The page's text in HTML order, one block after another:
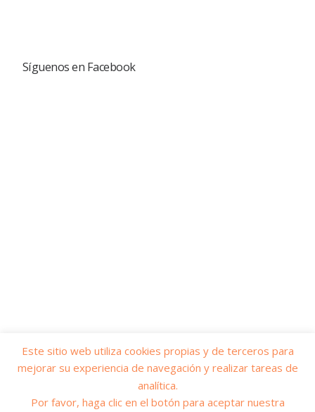
Síguenos en Facebook
Yo soy servicios públicos– Todos los derechos reservados
Funciona conWP – Diseñado con elTema Customizr
Este sitio web utiliza cookies propias y de terceros para
mejorar su experiencia de navegación y realizar tareas de
analítica.
Por favor, haga clic en el botón para aceptar nuestra